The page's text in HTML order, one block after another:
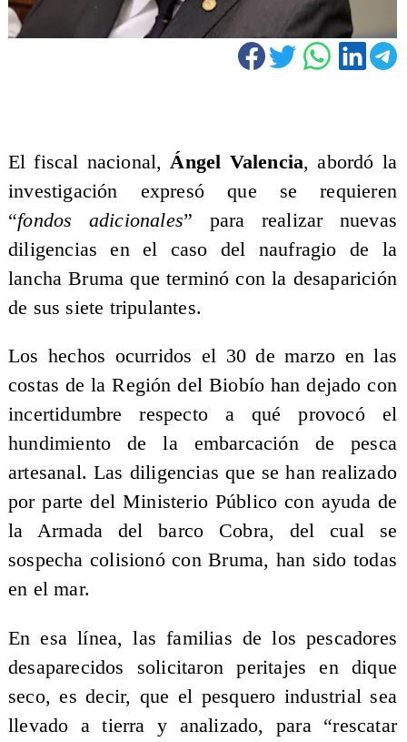
El fiscal nacional,Ángel Valencia, abordó la
investigación expresó que se requieren
“fondos adicionales” para realizar nuevas
diligencias en el caso del naufragio de la
lancha Bruma que terminó con la desaparición
de sus siete tripulantes.
Los hechos ocurridos el 30 de marzo en las
costas de la Región del Biobío han dejado con
incertidumbre respecto a qué provocó el
hundimiento de la embarcación de pesca
artesanal. Las diligencias que se han realizado
por parte del Ministerio Público con ayuda de
la Armada del barco Cobra, del cual se
sospecha colisionó con Bruma, han sido todas
en el mar.
En esa línea, las familias de los pescadores
desaparecidos solicitaron peritajes en dique
seco, es decir, que el pesquero industrial sea
llevado a tierra y analizado, para “rescatar